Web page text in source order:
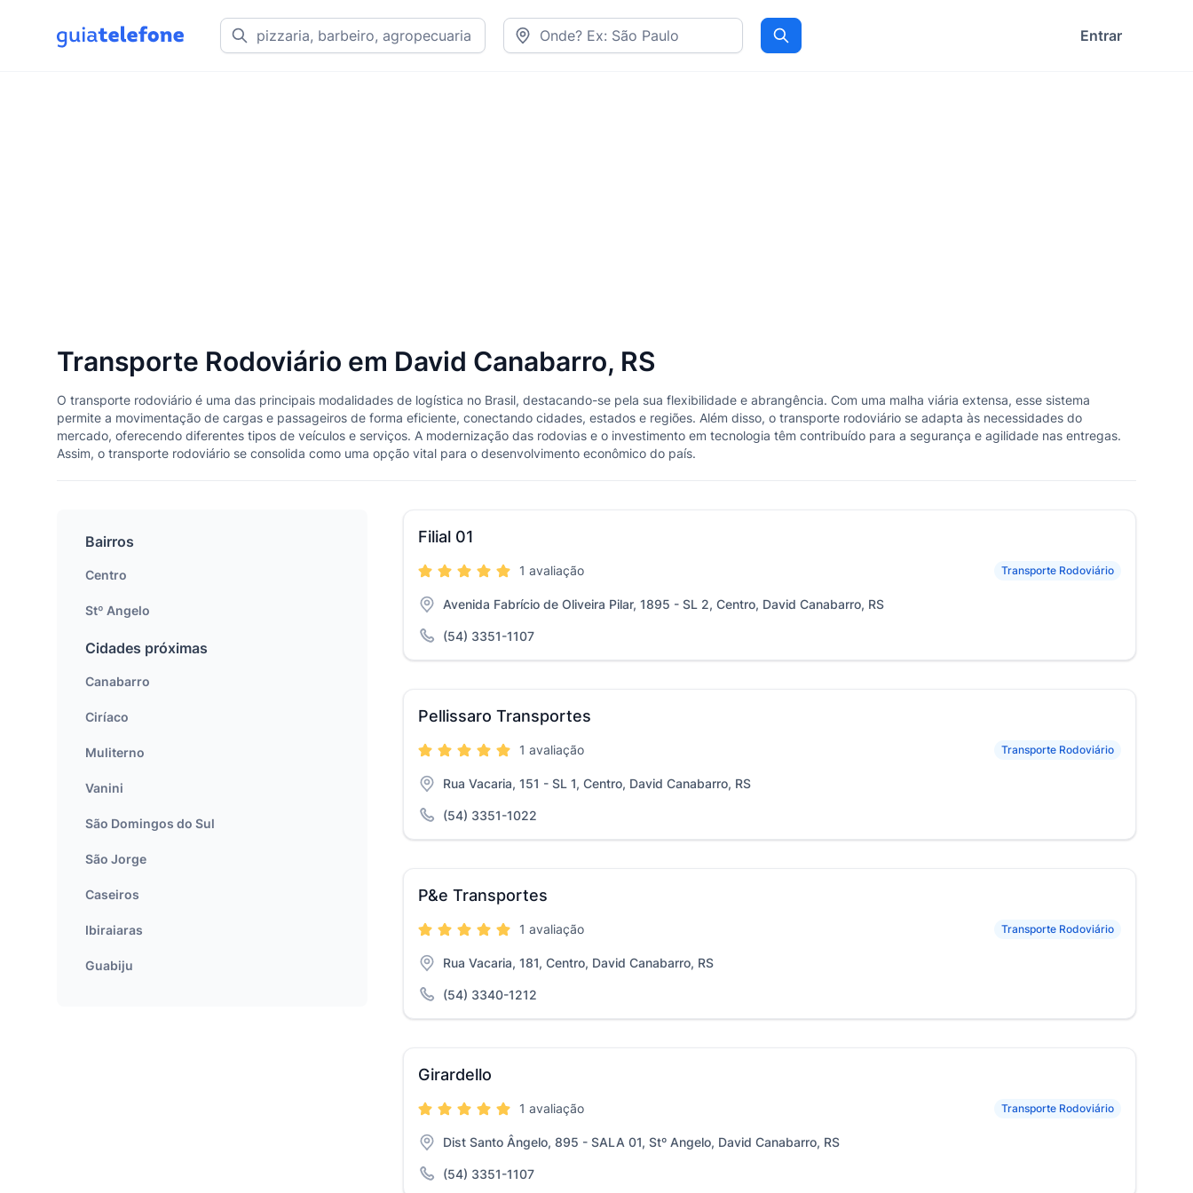
Procurar Entrar
Transporte Rodoviário em David Canabarro, RS
O transporte rodoviário é uma das principais modalidades de logística no Brasil, destacando-se pela sua flexibilidade e abrangência. Com uma malha viária extensa, esse sistema
permite a movimentação de cargas e passageiros de forma eficiente, conectando cidades, estados e regiões. Além disso, o transporte rodoviário se adapta às necessidades do
mercado, oferecendo diferentes tipos de veículos e serviços. A modernização das rodovias e o investimento em tecnologia têm contribuído para a segurança e agilidade nas entregas.
Assim, o transporte rodoviário se consolida como uma opção vital para o desenvolvimento econômico do país.
Filial 01
Transporte Rodoviário
1 avaliação
Avenida Fabrício de Oliveira Pilar, 1895 - SL 2, Centro, David Canabarro, RS
(54) 3351-1107
Pellissaro Transportes
Transporte Rodoviário
1 avaliação
Rua Vacaria, 151 - SL 1, Centro, David Canabarro, RS
(54) 3351-1022
P&e Transportes
Transporte Rodoviário
1 avaliação
Rua Vacaria, 181, Centro, David Canabarro, RS
(54) 3340-1212
Girardello
Transporte Rodoviário
1 avaliação
Dist Santo Ângelo, 895 - SALA 01, Stº Angelo, David Canabarro, RS
(54) 3351-1107
Bairros
Centro
Stº Angelo
Cidades próximas
Canabarro
Ciríaco
Muliterno
Vanini
São Domingos do Sul
São Jorge
Caseiros
Ibiraiaras
Guabiju